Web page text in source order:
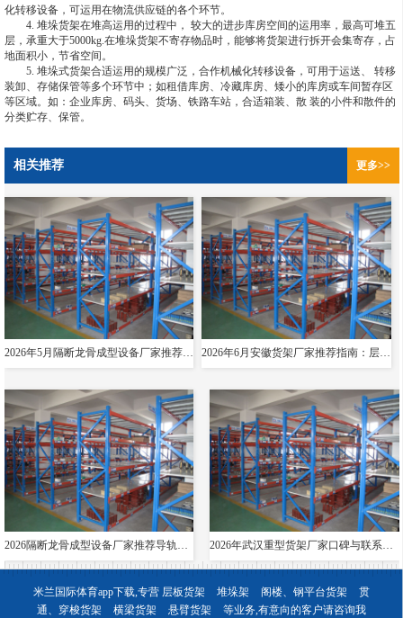
化转移设备，可运用在物流供应链的各个环节。
4. 堆垛货架在堆高运用的过程中， 较大的进步库房空间的运用率，最高可堆五
层，承重大于5000kg.在堆垛货架不寄存物品时，能够将货架进行拆开会集寄存，占
地面积小，节省空间。
5. 堆垛式货架合适运用的规模广泛，合作机械化转移设备，可用于运送、 转移
装卸、存储保管等多个环节中；如租借库房、冷藏库房、矮小的库房或车间暂存区
等区域。如：企业库房、码头、货场、铁路车站，合适箱装、散 装的小件和散件的
分类贮存、保管。
相关推荐 更多>>
2026年5月隔断龙骨成型设备厂家推荐指南：导轨成型设备消防箱光伏支架货架夸梁公司优选！
2026隔断龙骨成型设备厂家推荐导轨成型设备货架夸梁层板生产线电缆桥架厂家优选指南！ 2026年武汉重型货架厂家口碑与联系方式全解析
米兰国际体育app下载,专营 层板货架 堆垛架 阁楼、钢平台货架
贯
通、穿梭货架
横梁货架 悬臂货架 等业务,有意向的客户请咨询我